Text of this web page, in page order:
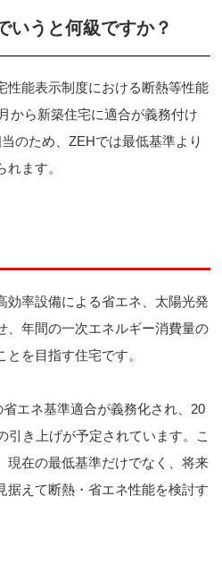
いうと何級ですか？
性能表示制度における断熱等性能
から新築住宅に適合が義務付け
のため、ZEHでは最低基準より
ます。
効率設備による省エネ、太陽光発
、年間の一次エネルギー消費量の
を目指す住宅です。
エネ基準適合が義務化され、20
引き上げが予定されています。こ
現在の最低基準だけでなく、将来
据えて断熱・省エネ性能を検討す